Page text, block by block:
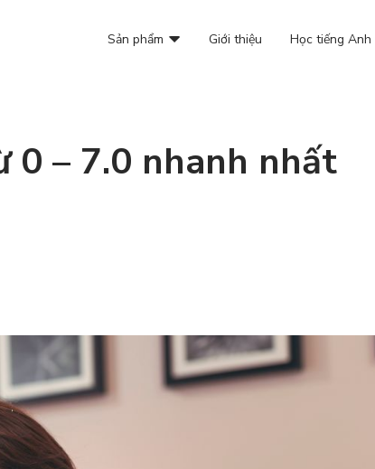
Sản phẩm Giới thiệu Học tiếng Anh
0 – 7.0 nhanh nhất